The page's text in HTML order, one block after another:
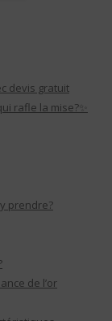
devis gratuit
rafle la mise?✨
prendre?
de l’or